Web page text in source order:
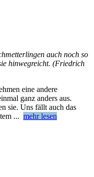
auch noch so
hinwegreicht. (Friedrich
eine andere
ganz anders aus.
sie. Uns fällt auch das
... mehr lesen